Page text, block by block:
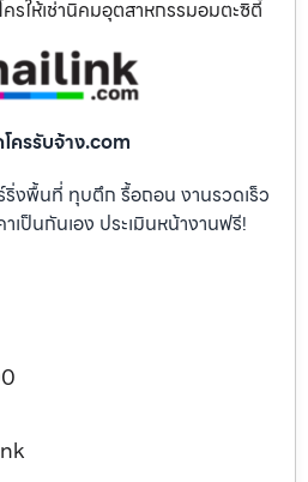
รให้เช่านิคมอุตสาหกรรมอมตะซิตี้
ครรับจ้าง.com
งพื้นที่ ทุบตึก รื้อถอน งานรวดเร็ว
เป็นกันเอง ประเมินหน้างานฟรี!